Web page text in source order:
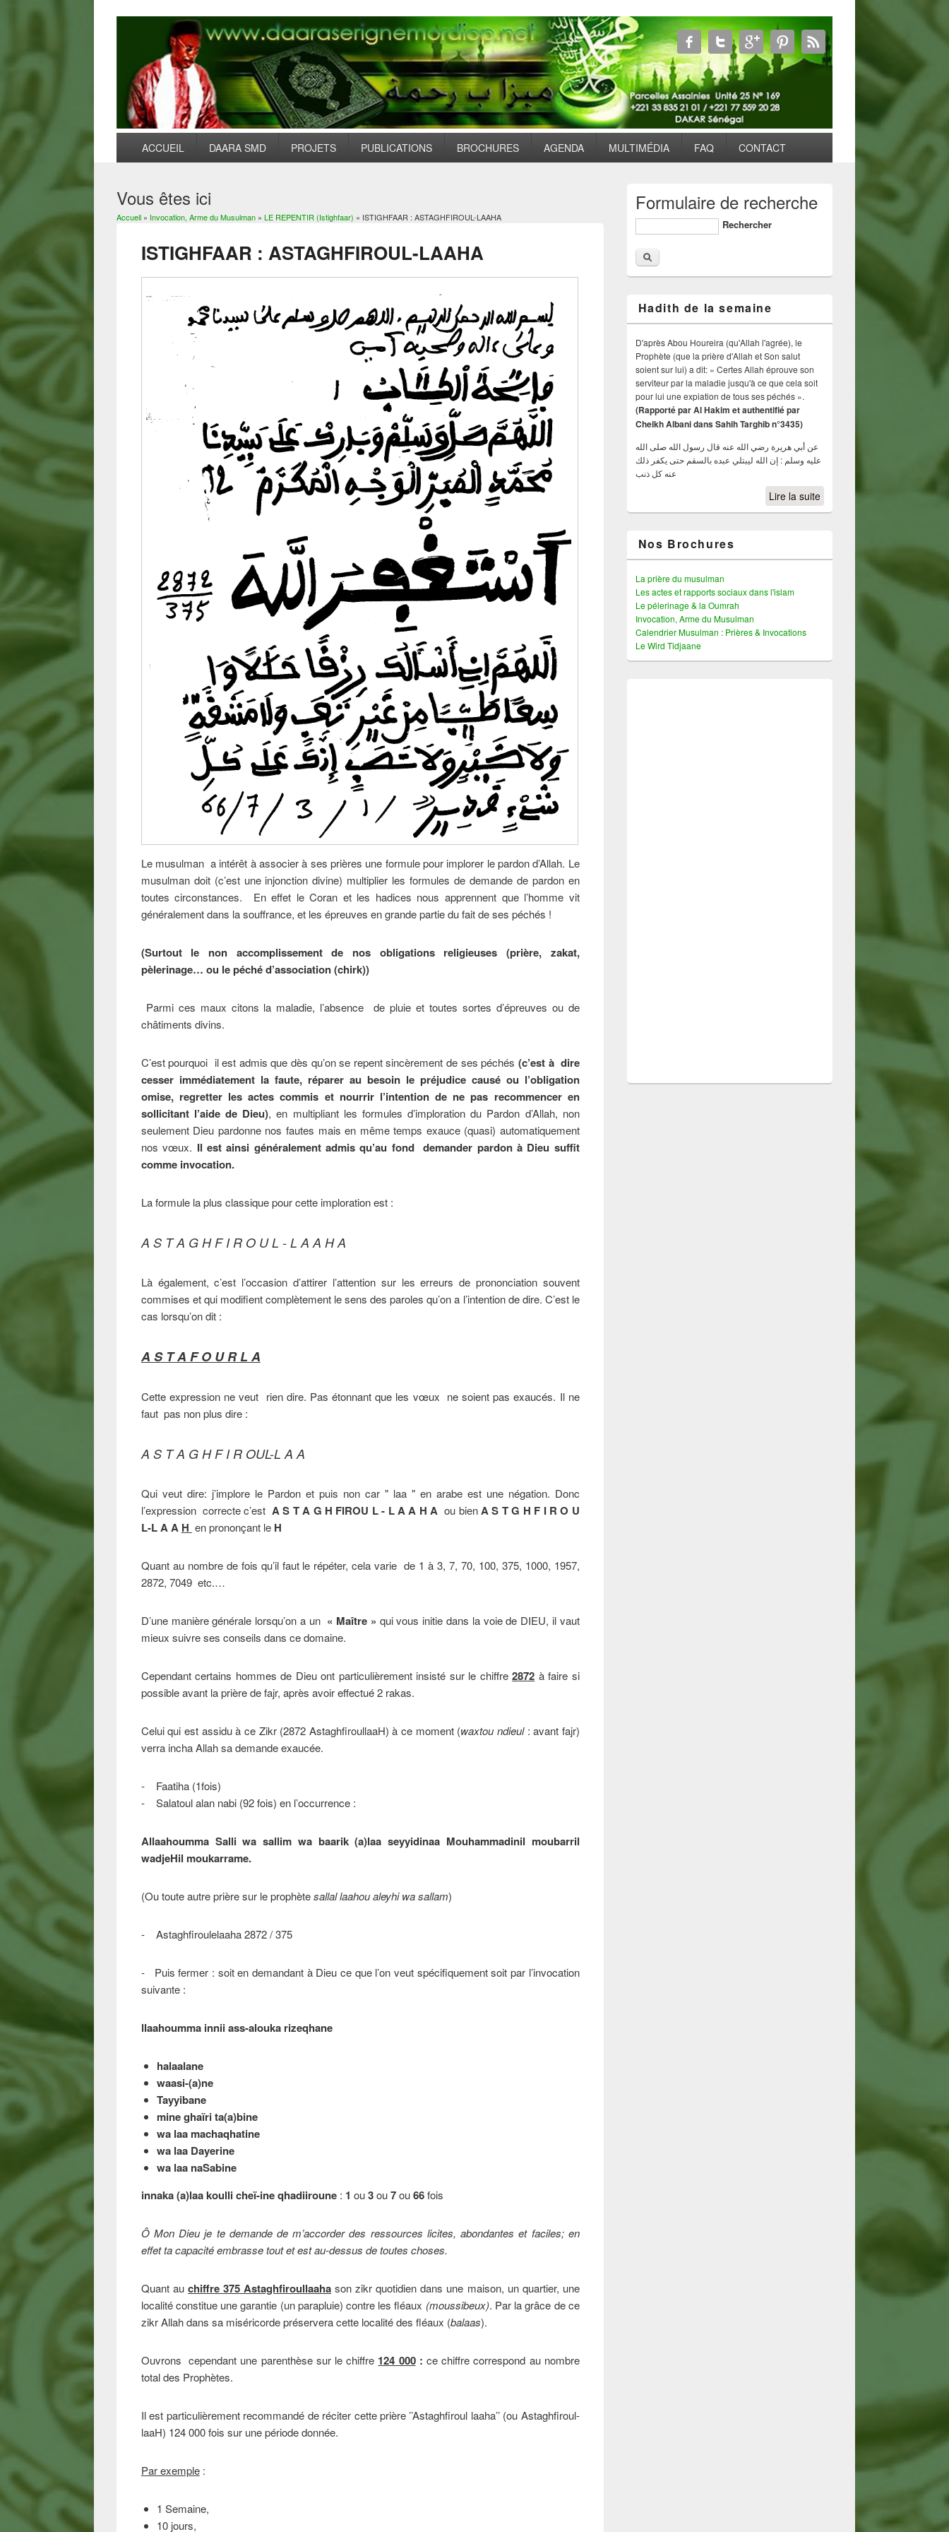
ACCUEIL DAARA SMD PROJETS PUBLICATIONS BROCHURES AGENDA MULTIMÉDIA FAQ CONTACT
Vous êtes ici
Accueil » Invocation, Arme du Musulman »LE REPENTIR (Istighfaar) » ISTIGHFAAR : ASTAGHFIROUL-LAAHA
ISTIGHFAAR : ASTAGHFIROUL-LAAHA
Le musulman a intérêt à associer à ses prières une formule pour implorer le pardon d’Allah. Le
musulman doit (c’est une injonction divine) multiplier les formules de demande de pardon en
toutes circonstances. En effet le Coran et les hadices nous apprennent que l’homme vit
généralement dans la souffrance, et les épreuves en grande partie du fait de ses péchés !
(Surtout le non accomplissement de nos obligations religieuses (prière, zakat,
pèlerinage… ou le péché d’association (chirk))
Parmi ces maux citons la maladie, l’absence de pluie et toutes sortes d’épreuves ou de
châtiments divins.
C’est pourquoi il est admis que dès qu’on se repent sincèrement de ses péchés (c’est à dire
cesser immédiatement la faute, réparer au besoin le préjudice causé ou l’obligation
omise, regretter les actes commis et nourrir l’intention de ne pas recommencer en
sollicitant l’aide de Dieu), en multipliant les formules d’imploration du Pardon d’Allah, non
seulement Dieu pardonne nos fautes mais en même temps exauce (quasi) automatiquement
nos vœux. Il est ainsi généralement admis qu’au fond demander pardon à Dieu suffit
comme invocation.
La formule la plus classique pour cette imploration est :
A S T A G H F I R O U L - L A A H A
Là également, c’est l’occasion d’attirer l’attention sur les erreurs de prononciation souvent
commises et qui modifient complètement le sens des paroles qu’on a l’intention de dire. C’est le
cas lorsqu’on dit :
A S T A F O U R L A
Cette expression ne veut rien dire. Pas étonnant que les vœux ne soient pas exaucés. Il ne
faut pas non plus dire :
A S T A G H F I R OUL-L A A
Qui veut dire: j’implore le Pardon et puis non car " laa " en arabe est une négation. Donc
l’expression correcte c’est A S T A G H FIROU L - L A A H Aou bienA S T G H F I R O U
L-L A A H en prononçant le H
Quant au nombre de fois qu’il faut le répéter, cela varie de 1 à 3, 7, 70, 100, 375, 1000, 1957,
2872, 7049 etc.…
D’une manière générale lorsqu’on a un « Maître » qui vous initie dans la voie de DIEU, il vaut
mieux suivre ses conseils dans ce domaine.
Cependant certains hommes de Dieu ont particulièrement insisté sur le chiffre2872 à faire si
possible avant la prière de fajr, après avoir effectué 2 rakas.
Celui qui est assidu à ce Zikr (2872 AstaghfiroullaaH) à ce moment (waxtou ndieul: avant fajr)
verra incha Allah sa demande exaucée.
- Faatiha (1fois)
- Salatoul alan nabi (92 fois) en l’occurrence :
Allaahoumma Salli wa sallim wa baarik (a)laa seyyidinaa Mouhammadinil moubarril
wadjeHil moukarrame.
(Ou toute autre prière sur le prophètesallal laahou aleyhi wa sallam)
- Astaghfiroulelaaha 2872 / 375
- Puis fermer : soit en demandant à Dieu ce que l’on veut spécifiquement soit par l’invocation
suivante :
llaahoumma innii ass-alouka rizeqhane
halaalane
waasi-(a)ne
Tayyibane
mine ghaïri ta(a)bine
wa laa machaqhatine
wa laa Dayerine
wa laa naSabine
innaka (a)laa koulli cheï-ine qhadiiroune: 1 ou3ou7ou66fois
Ô Mon Dieu je te demande de m’accorder des ressources licites, abondantes et faciles; en
effet ta capacité embrasse tout et est au-dessus de toutes choses.
Quant au chiffre 375 Astaghfiroullaaha son zikr quotidien dans une maison, un quartier, une
localité constitue une garantie (un parapluie) contre les fléaux (moussibeux). Par la grâce de ce
zikr Allah dans sa miséricorde préservera cette localité des fléaux (balaas).
Ouvrons cependant une parenthèse sur le chiffre 124 000: ce chiffre correspond au nombre
total des Prophètes.
Il est particulièrement recommandé de réciter cette prière ’’Astaghfiroul laaha’’ (ou Astaghfiroul-
laaH) 124 000 fois sur une période donnée.
Par exemple:
1 Semaine,
10 jours,
Formulaire de recherche
Rechercher
Hadith de la semaine
D'après Abou Houreira (qu'Allah l'agrée), le
Prophète (que la prière d'Allah et Son salut
soient sur lui) a dit: « Certes Allah éprouve son
serviteur par la maladie jusqu'à ce que cela soit
pour lui une expiation de tous ses péchés ».
(Rapporté par Al Hakim et authentifié par
Cheikh Albani dans Sahih Targhib n°3435)
عن أبي هريرة رضي الله عنه قال رسول الله صلى الله
عليه وسلم : إن الله ليبتلي عبده بالسقم حتى يكفر ذلك
عنه كل ذنب
Lire la suite
Nos Brochures
La prière du musulman
Les actes et rapports sociaux dans l'islam
Le pélerinage & la Oumrah
Invocation, Arme du Musulman
Calendrier Musulman : Prières & Invocations
Le Wird Tidjaane